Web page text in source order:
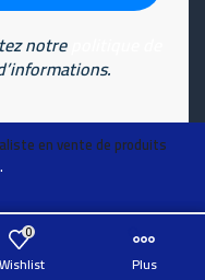
notre
en vente de produits
.
TO CART
0
Wishlist Plus